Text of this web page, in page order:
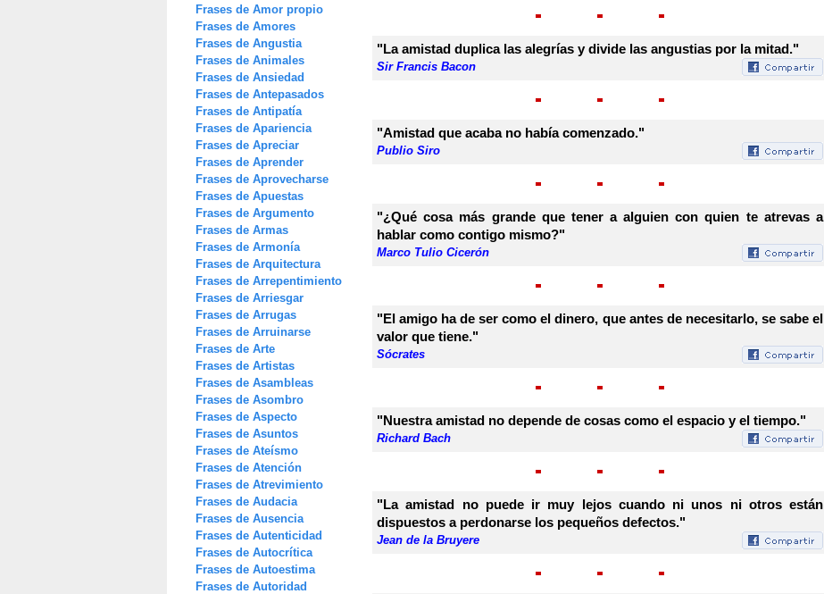
Frases de Amor propio
Frases de Amores
Frases de Angustia
Frases de Animales
Frases de Ansiedad
Frases de Antepasados
Frases de Antipatía
Frases de Apariencia
Frases de Apreciar
Frases de Aprender
Frases de Aprovecharse
Frases de Apuestas
Frases de Argumento
Frases de Armas
Frases de Armonía
Frases de Arquitectura
Frases de Arrepentimiento
Frases de Arriesgar
Frases de Arrugas
Frases de Arruinarse
Frases de Arte
Frases de Artistas
Frases de Asambleas
Frases de Asombro
Frases de Aspecto
Frases de Asuntos
Frases de Ateísmo
Frases de Atención
Frases de Atrevimiento
Frases de Audacia
Frases de Ausencia
Frases de Autenticidad
Frases de Autocrítica
Frases de Autoestima
Frases de Autoridad
"La amistad duplica las alegrías y divide las angustias por la mitad."
Sir Francis Bacon
"Amistad que acaba no había comenzado."
Publio Siro
"¿Qué cosa más grande que tener a alguien con quien te atrevas a
hablar como contigo mismo?"
Marco Tulio Cicerón
"El amigo ha de ser como el dinero, que antes de necesitarlo, se sabe el
valor que tiene."
Sócrates
"Nuestra amistad no depende de cosas como el espacio y el tiempo."
Richard Bach
"La amistad no puede ir muy lejos cuando ni unos ni otros están
dispuestos a perdonarse los pequeños defectos."
Jean de la Bruyere